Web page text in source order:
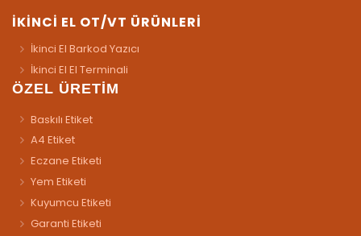
İKİNCİ EL OT/VT ÜRÜNLERİ
İkinci El Barkod Yazıcı
İkinci El El Terminali
ÖZEL ÜRETİM
Baskılı Etiket
A4 Etiket
Eczane Etiketi
Yem Etiketi
Kuyumcu Etiketi
Garanti Etiketi